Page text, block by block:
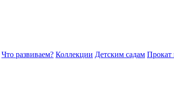
Что развиваем? Коллекции Детским садам Прокат